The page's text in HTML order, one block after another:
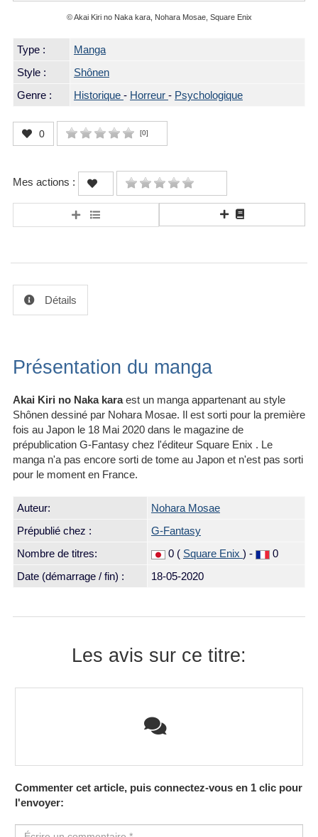
© Akai Kiri no Naka kara, Nohara Mosae, Square Enix
Type :
Manga
Style :
Shônen
Genre :
Historique - Horreur - Psychologique
0 [0]
Mes actions :
Détails
Présentation du manga
Akai Kiri no Naka karaest un manga appartenant au style
Shônen dessiné par Nohara Mosae. Il est sorti pour la première
fois au Japon le 18 Mai 2020 dans le magazine de
prépublication G-Fantasy chez l'éditeur Square Enix . Le
manga n'a pas encore sorti de tome au Japon et n'est pas sorti
pour le moment en France.
Auteur:
Nohara Mosae
Prépublié chez :
G-Fantasy
Nombre de titres:
0 ( Square Enix ) -
0
Date (démarrage / fin) :
18-05-2020
Les avis sur ce titre:
Commenter cet article, puis connectez-vous en 1 clic pour
l'envoyer: